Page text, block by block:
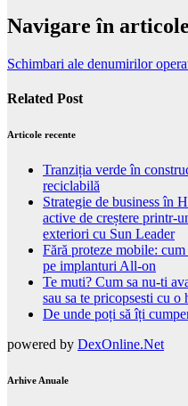
Navigare în articole
Schimbari ale denumirilor
Related Post
Articole recente
Tranziția verde în
reciclabilă
Strategie de business în
active de creștere printr-
exteriori cu Sun Leader
Fără proteze mobile:
pe implanturi All-on
Te muti? Cum sa nu-ti
sau sa te pricopsesti cu o
De unde poți să îți
powered by DexOnline.Net
Arhive Anuale